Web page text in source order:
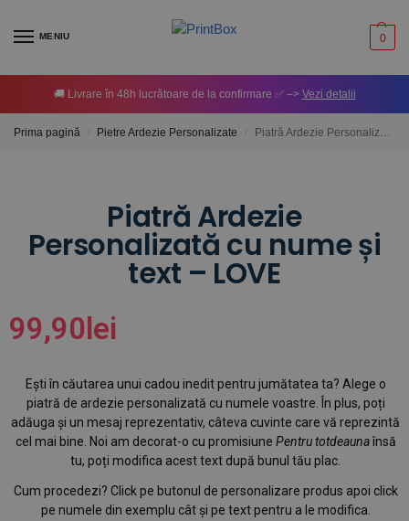
MENIU 0
🚚 Livrare în 48h lucrătoare de la confirmare ✅ –> Vezi detalii
Prima pagină Pietre Ardezie Personalizate Piatră Ardezie Personalizată cu nume și text – LOVE
Piatră Ardezie
Personalizată cu nume și
text – LOVE
99,90lei
Ești în căutarea unui cadou inedit pentru jumătatea ta? Alege o
piatră de ardezie personalizată cu numele voastre. În plus, poți
adăuga și un mesaj reprezentativ, câteva cuvinte care vă reprezintă
cel mai bine. Noi am decorat-o cu promisiune Pentru totdeaunaînsă
tu, poți modifica acest text după bunul tău plac.
Cum procedezi? Click pe butonul de personalizare produs apoi click
pe numele din exemplu cât și pe text pentru a le modifica.